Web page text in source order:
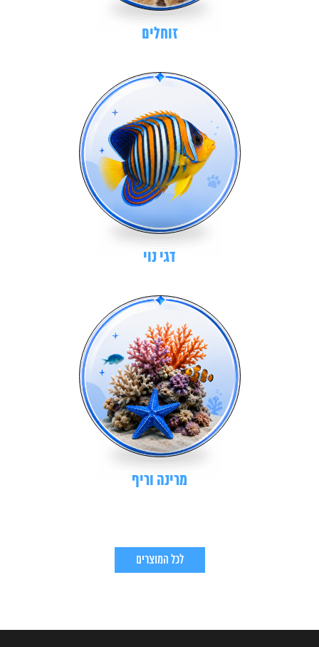
זוחלים
דגי נוי
מרינה וריף
לכל המוצרים